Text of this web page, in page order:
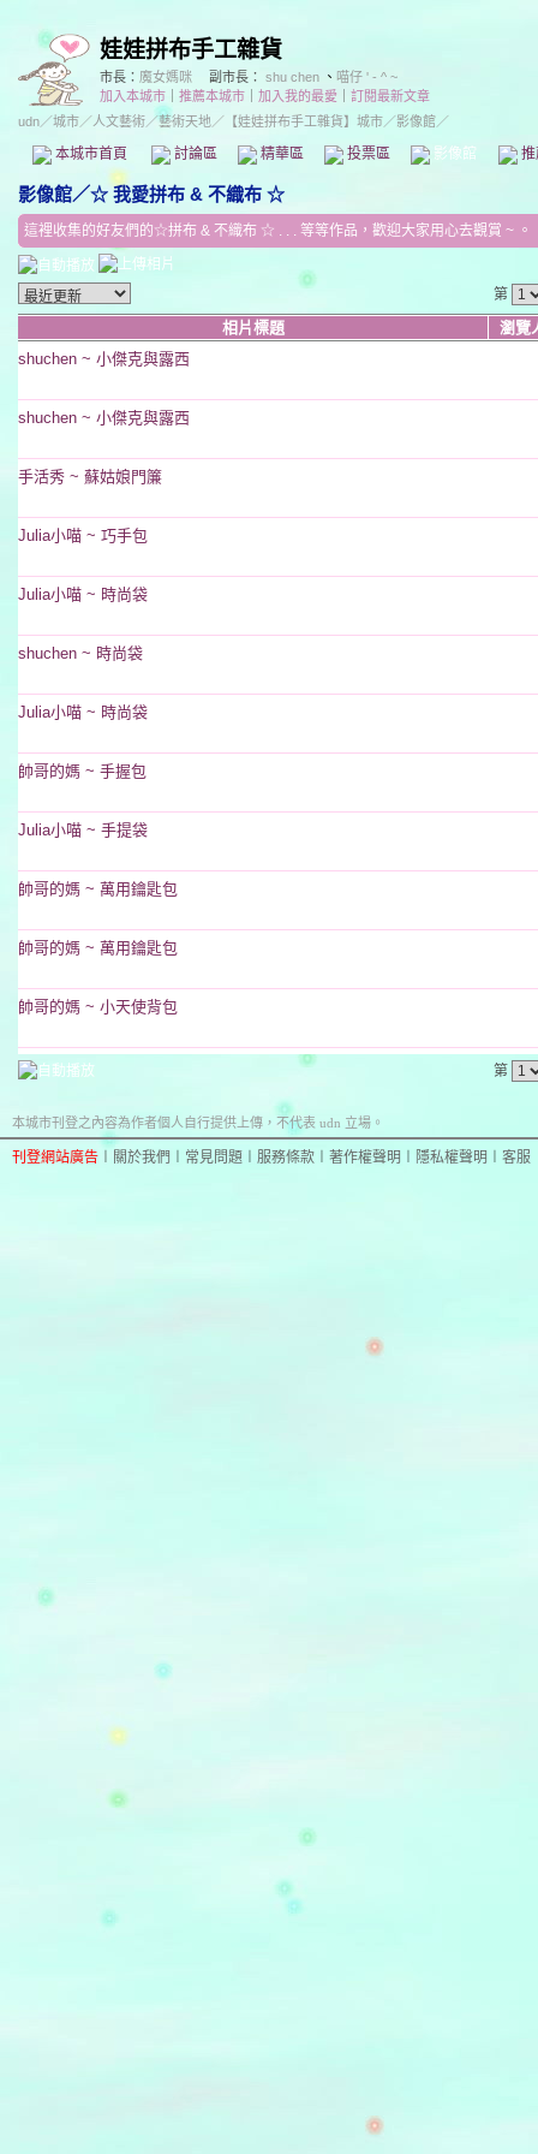
娃娃拼布手工雜貨
市長： 魔女媽咪 副市長： shu chen 、 喵仔 ' - ^ ~
加入本城市
推薦本城市 加入我的最愛
訂閱最新文章
udn／城市／人文藝術／藝術天地／ 【娃娃拼布手工雜貨】城市／影像館／
本城市首頁 討論區 精華區 投票區 影像館
影像館／☆ 我愛拼布 & 不織布 ☆
這裡收集的好友們的☆拼布 & 不織布 ☆ . . . 等等作品，歡迎大家用心去觀賞 ~ 。
第
相片標題
瀏覽
shuchen ~ 小傑克與露西
shuchen ~ 小傑克與露西
手活秀 ~ 蘇姑娘門簾
Julia小喵 ~ 巧手包
Julia小喵 ~ 時尚袋
shuchen ~ 時尚袋
Julia小喵 ~ 時尚袋
帥哥的媽 ~ 手握包
Julia小喵 ~ 手提袋
帥哥的媽 ~ 萬用鑰匙包
帥哥的媽 ~ 萬用鑰匙包
帥哥的媽 ~ 小天使背包
第
本城市刊登之內容為作者個人自行提供上傳，不代表 udn 立場。
刊登網站廣告 關於我們 常見問題 服務條款 著作權聲明 隱私權聲明 客服